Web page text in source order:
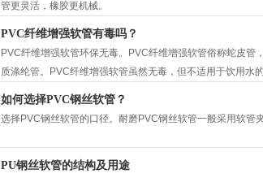
管更灵活，橡胶更机械。
PVC纤维增强软管有毒吗？
PVC纤维增强软管环保无毒。PVC纤维增强软管俗称蛇皮
质涤纶管。PVC纤维增强软管虽然无毒，但不适用于饮用
如何选择PVC钢丝软管？
选择PVC钢丝软管的口径。耐磨PVC钢丝软管一般采用软管
PU钢丝软管的结构及用途